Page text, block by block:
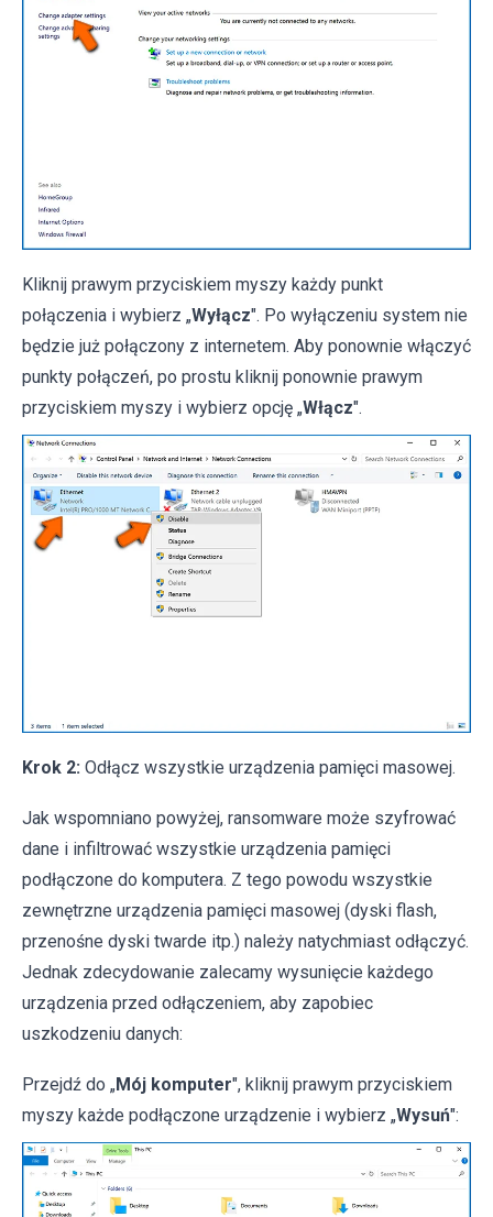
Kliknij prawym przyciskiem myszy każdy punkt
połączenia i wybierz „Wyłącz". Po wyłączeniu system nie
będzie już połączony z internetem. Aby ponownie włączyć
punkty połączeń, po prostu kliknij ponownie prawym
przyciskiem myszy i wybierz opcję „Włącz".
Krok 2: Odłącz wszystkie urządzenia pamięci masowej.
Jak wspomniano powyżej, ransomware może szyfrować
dane i infiltrować wszystkie urządzenia pamięci
podłączone do komputera. Z tego powodu wszystkie
zewnętrzne urządzenia pamięci masowej (dyski flash,
przenośne dyski twarde itp.) należy natychmiast odłączyć.
Jednak zdecydowanie zalecamy wysunięcie każdego
urządzenia przed odłączeniem, aby zapobiec
uszkodzeniu danych:
Przejdź do „Mój komputer", kliknij prawym przyciskiem
myszy każde podłączone urządzenie i wybierz „Wysuń":